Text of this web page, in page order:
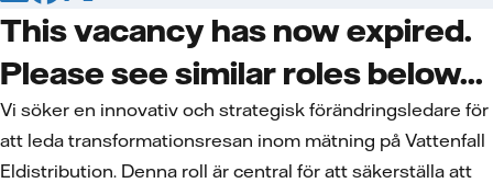
This vacancy has now expired.
Please see similar roles below...
Vi söker en innovativ och strategisk förändringsledare för
att leda transformationsresan inom mätning på Vattenfall
Eldistribution. Denna roll är central för att säkerställa att